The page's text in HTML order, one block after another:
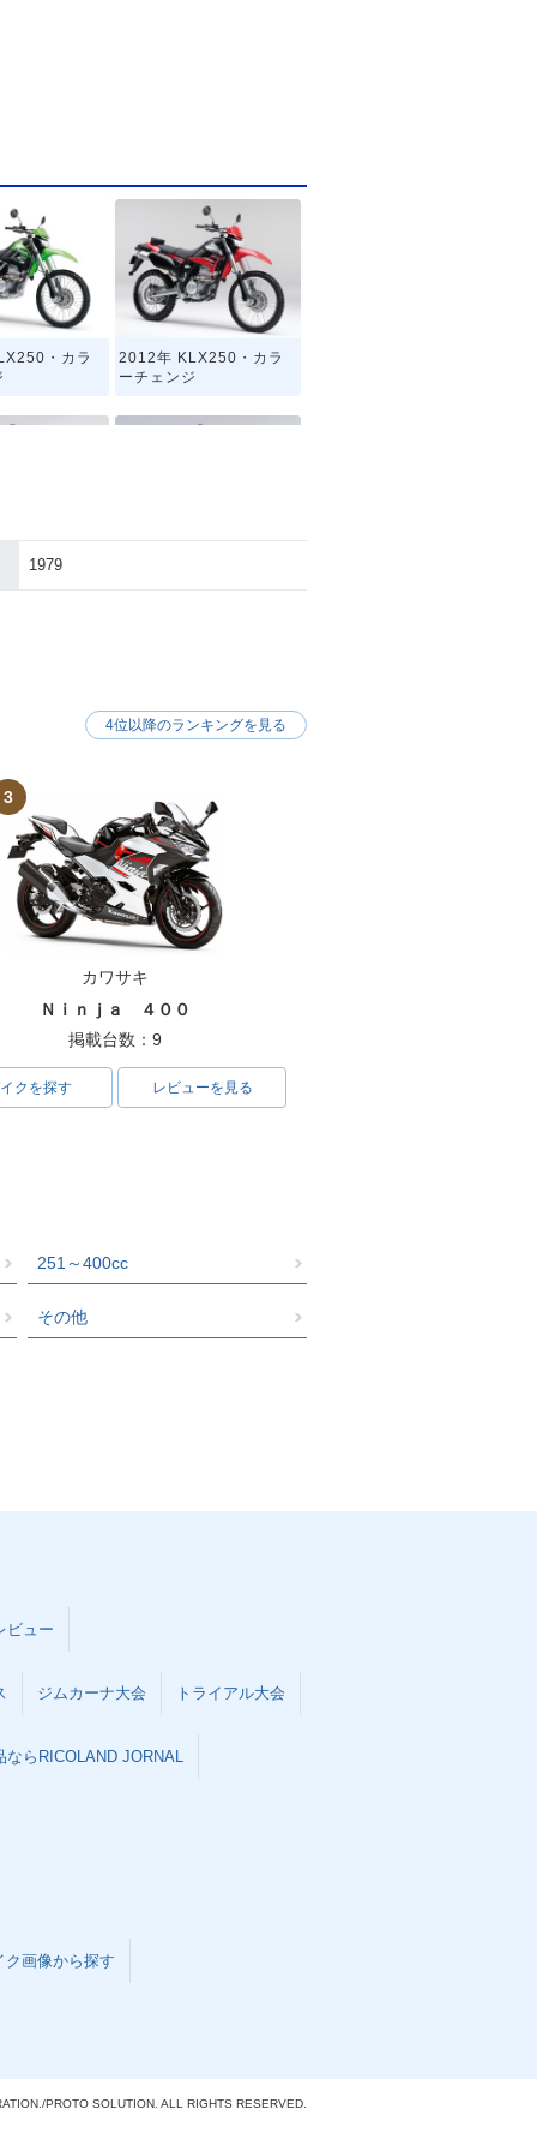
・カラ
2012年 KLX250・カラ
ーチェンジ
・カラ
・マイ
ジ
ーチェンジ
1979
3
カワサキ
Ｎｉｎｊａ ４００
掲載台数：9
クを探す レビューを見る
4位以降のランキングを見る
251～400cc
その他
ビュー
ジムカーナ大会 トライアル大会
ならRICOLAND JORNAL
ク画像から探す
PROTO SOLUTION. ALL RIGHTS RESERVED.